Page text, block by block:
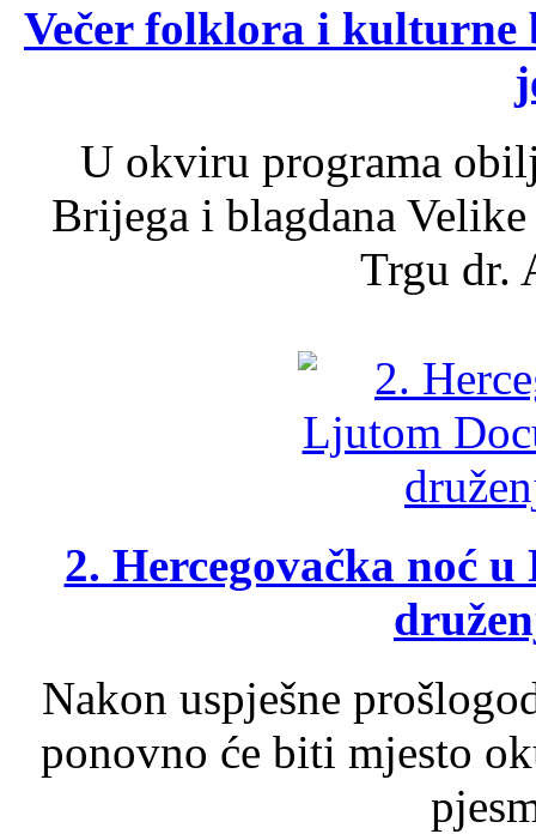
Večer folklora i kulturne
U okviru programa
Brijega i blagdana
Trgu dr.
2. Hercegovačka noć
Nakon uspješne
ponovno će biti mjesto